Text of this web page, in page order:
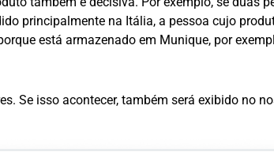
principalmente na Itália, a pessoa cujo
está armazenado em Munique, por
Se isso acontecer, também será exibido no